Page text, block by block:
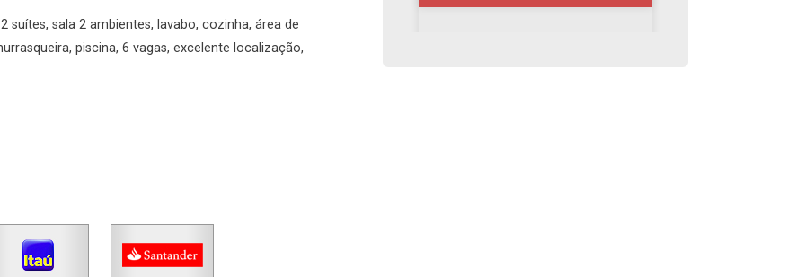
sala 2 ambientes, lavabo, cozinha, área de
piscina, 6 vagas, excelente localização,
07/08/2026
Fazer Agendamento